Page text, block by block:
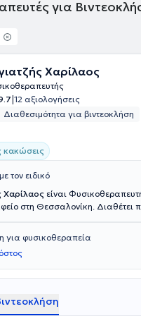
για
Χαρίλαος
|12 αξιολογήσεις
Διαθεσιμότητα για βιντεοκλήση
κακώσεις
τον ειδικό
Χαρίλαος είναι
στη Θεσσαλονίκη. Διαθέτει
Σόφιας και είναι
της Εθνικής Αθλητικής
στην Κινεζική
τμήμα Φυσικοθεραπείας του
διαθέτει δίπλωμα για τη
και θεραπεία, δίπλωμα
για φυσικοθεραπεία